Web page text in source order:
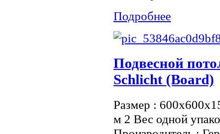
Подробнее
Подвесной
Schlicht (Board)
Размер :
м 2 Вес одной